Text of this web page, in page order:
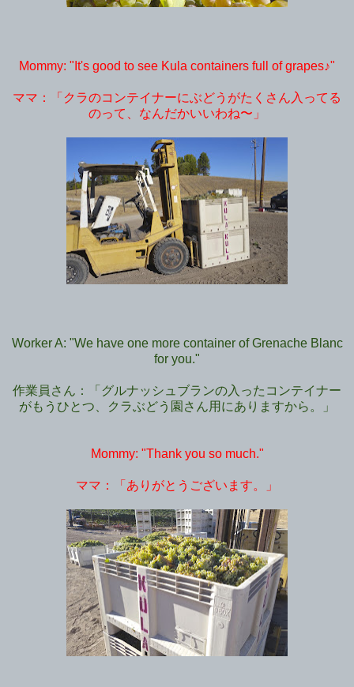
Mommy: "It's good to see Kula containers full of grapes♪"
ママ：「クラのコンテイナーにぶどうがたくさん入ってる
のって、なんだかいいわね〜」
Worker A: "We have one more container of Grenache Blanc
for you."
作業員さん：「グルナッシュブランの入ったコンテイナー
がもうひとつ、クラぶどう園さん用にありますから。」
Mommy: "Thank you so much."
ママ：「ありがとうございます。」